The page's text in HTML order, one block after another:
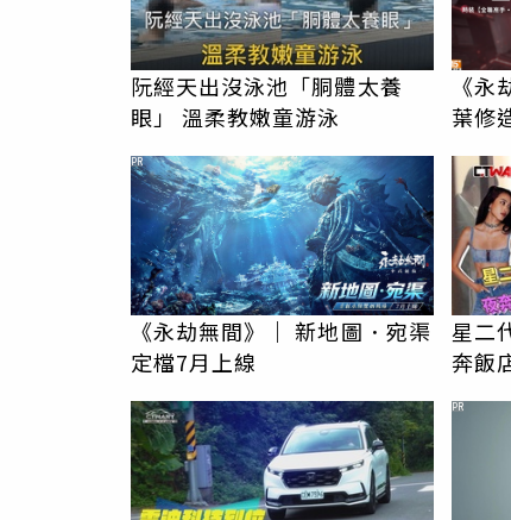
阮經天出沒泳池「胴體太養
眼」 溫柔教嫩童游泳
《永
葉修
《永劫無間》｜ 新地圖．宛渠
定檔7月上線
PR
星二
奔飯
PR